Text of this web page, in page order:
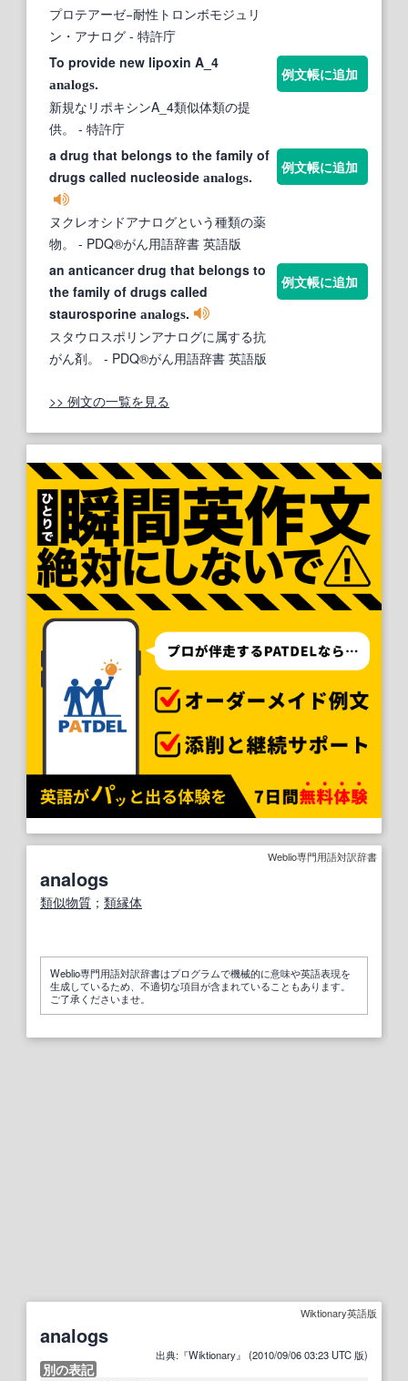
プロテアーゼ−耐性トロンボモジュリ
ン・アナログ - 特許庁
To provide new lipoxin A_4
analogs.
新規なリポキシンA_4類似体類の提
供。
- 特許庁
例文帳に追加
a drug that belongs to the family of
drugs called nucleoside analogs.
ヌクレオシドアナログという種類の薬
物。
- PDQ®がん用語辞書 英語版
例文帳に追加
an anticancer drug that belongs to
the family of drugs called
staurosporine analogs.
スタウロスポリンアナログに属する抗
がん剤。
- PDQ®がん用語辞書 英語版
例文帳に追加
>> 例文の一覧を見る
Weblio専門用語対訳辞書
analogs
類似物質 ； 類縁体
Weblio専門用語対訳辞書はプログラムで機械的に意味や英語表現を
生成しているため、不適切な項目が含まれていることもあります。
ご了承くださいませ。
Wiktionary英語版
analogs
出典:『Wiktionary』 (2010/09/06 03:23 UTC 版)
別の表記